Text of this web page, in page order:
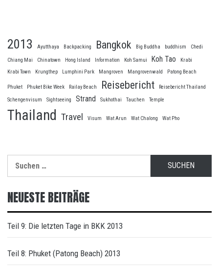
2013 Ayutthaya Backpacking Bangkok Big Buddha buddhism Chedi
Chiang Mai Chinatown Hong Island Information Koh Samui Koh Tao
Krabi
Krabi Town
Krungthep Lumphini Park Mangroven Mangrovenwald Patong Beach
Phuket Phuket Bike Week Railay Beach Reisebericht
Reisebericht Thailand
Schengenvisum
Sightseeing Strand Sukhothai Tauchen Temple
Thailand Travel Visum Wat Arun Wat Chalong Wat Pho
nach:
NEUESTE BEITRÄGE
Teil 9: Die letzten Tage in BKK 2013
Teil 8: Phuket (Patong Beach) 2013